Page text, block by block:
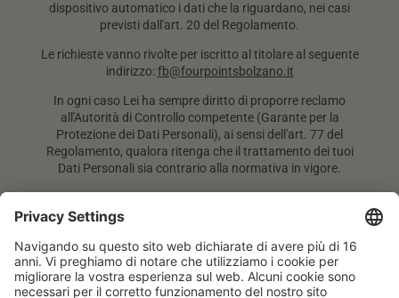
dispositivo automatico i dati che la riguardano, nei casi
previsti dall'art. 20 del Regolamento.
Le richieste vanno rivolte per iscritto al titolare al seguente
indirizzo:fb@fourpointsbolzano.it
In ogni caso Lei ha sempre diritto di proporre reclamo
all'Autorità di Controllo competente (Garante per la
Protezione dei Dati Personali), ai sensi dell'art. 77 del
Regolamento, qualora ritenga che il trattamento dei tuoi
Dati Personali sia contrario alla normativa in vigore.
La presente privacy policy è in vigore dal 02.02.2026. Il
titolare si riserva di modificarne o semplicemente
aggiornarne il contenuto, in parte o completamente, anche
a causa di variazioni della normativa applicabile. Il